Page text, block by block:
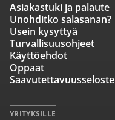
Asiakastuki ja palaute
Unohditko salasanan?
Usein kysyttyä
Turvallisuusohjeet
Käyttöehdot
Oppaat
Saavutettavuusseloste
YRITYKSILLE